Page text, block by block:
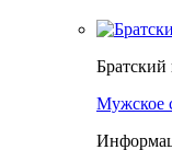
Братский
Мужское